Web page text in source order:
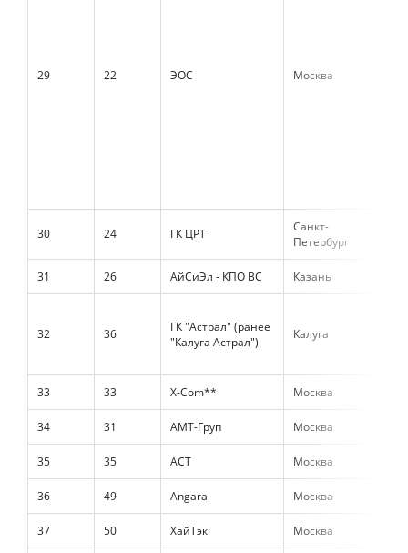
29 22 ЭОС Москва
30 24 ГК ЦРТ
Санкт-
Петербург
31 26 АйСиЭл - КПО ВС Казань
32 36
ГК "Астрал" (ранее
"Калуга Астрал")
Калуга
33 33 X-Com** Москва
34 31 АМТ-Груп Москва
35 35 АСТ Москва
36 49 Angara Москва
37 50 ХайТэк Москва